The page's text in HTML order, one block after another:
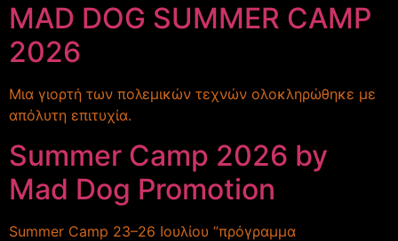
MAD DOG SUMMER CAMP
2026
Μια γιορτή των πολεμικών τεχνών ολοκληρώθηκε με
απόλυτη επιτυχία.
Summer Camp 2026 by
Mad Dog Promotion
Summer Camp 23–26 Ιουλίου ”πρόγραμμα